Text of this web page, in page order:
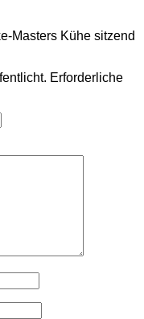
Masters Kühe sitzend
Erforderliche